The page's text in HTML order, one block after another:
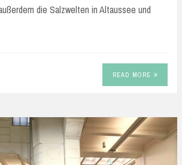
die Salzwelten in Altaussee und
READ MORE